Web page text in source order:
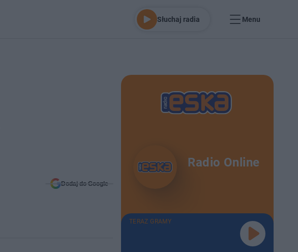
Słuchaj radia Menu
Dodaj do Google
Radio Online
TERAZ GRAMY